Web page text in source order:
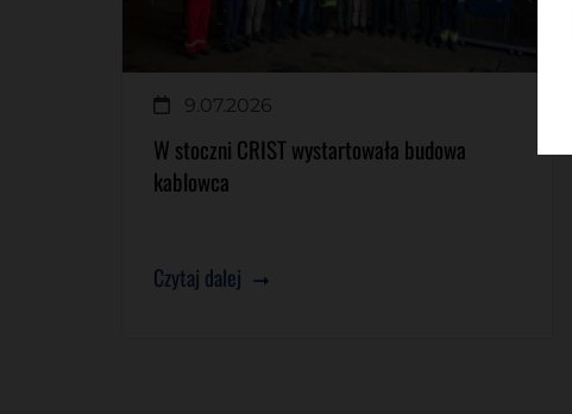
9.07.2026
W stoczni CRIST wystartowała budowa
kablowca
Czytaj dalej